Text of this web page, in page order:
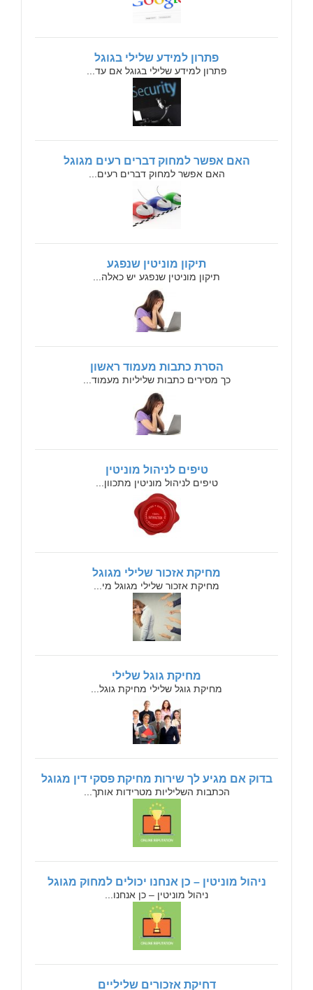
פתרון למידע שלילי בגוגל
פתרון למידע שלילי בגוגל אם עד...
האם אפשר למחוק דברים רעים מגוגל
האם אפשר למחוק דברים רעים...
תיקון מוניטין שנפגע
תיקון מוניטין שנפגע יש כאלה...
הסרת כתבות מעמוד ראשון
כך מסירים כתבות שליליות מעמוד...
טיפים לניהול מוניטין
טיפים לניהול מוניטין מתכוון...
מחיקת אזכור שלילי מגוגל
מחיקת אזכור שלילי מגוגל מי...
מחיקת גוגל שלילי
מחיקת גוגל שלילי מחיקת גוגל...
בדוק אם מגיע לך שירות מחיקת פסקי דין מגוגל
הכתבות השליליות מטרידות אותך...
ניהול מוניטין – כן אנחנו יכולים למחוק מגוגל
ניהול מוניטין – כן אנחנו...
דחיקת אזכורים שליליים